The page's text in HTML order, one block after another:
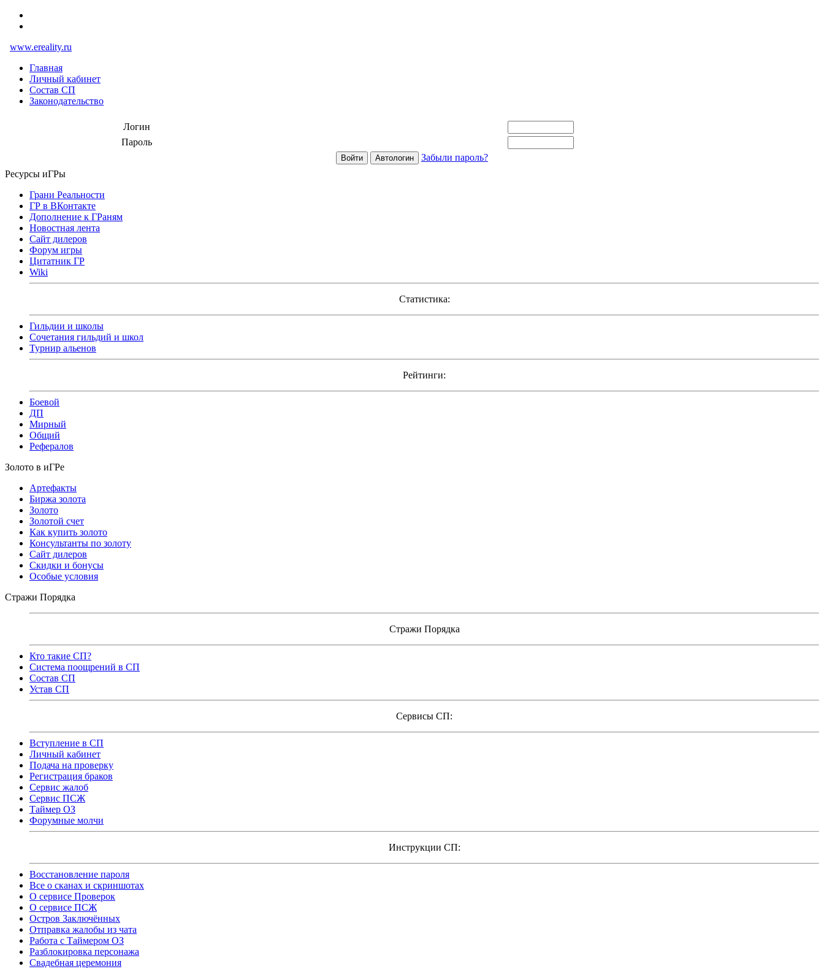
www.ereality.ru
Главная
Личный кабинет
Состав СП
Законодательство
Логин
Пароль
Забыли пароль?
Ресурсы иГРы
Грани Реальности
ГР в ВКонтакте
Дополнение к ГРаням
Новостная лента
Сайт дилеров
Форум игры
Цитатник ГР
Wiki
Статистика:
Гильдии и школы
Сочетания гильдий и школ
Турнир альенов
Рейтинги:
Боевой
ДП
Мирный
Общий
Рефералов
Золото в иГРе
Артефакты
Биржа золота
Золото
Золотой счет
Как купить золото
Консультанты по золоту
Сайт дилеров
Скидки и бонусы
Особые условия
Стражи Порядка
Стражи Порядка
Кто такие СП?
Система поощрений в СП
Состав СП
Устав СП
Сервисы СП:
Вступление в СП
Личный кабинет
Подача на проверку
Регистрация браков
Сервис жалоб
Сервис ПСЖ
Таймер ОЗ
Форумные молчи
Инструкции СП:
Восстановление пароля
Все о сканах и скриншотах
О сервисе Проверок
О сервисе ПСЖ
Остров Заключённых
Отправка жалобы из чата
Работа с Таймером ОЗ
Разблокировка персонажа
Свадебная церемония